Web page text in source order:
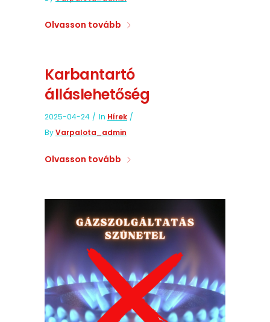
Olvasson tovább
Karbantartó
álláslehetőség
2025-04-24 In Hírek
ByVarpalota_admin
Olvasson tovább